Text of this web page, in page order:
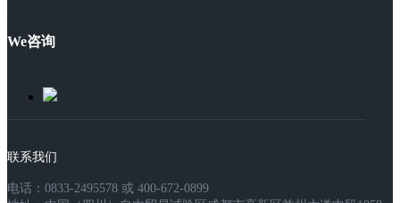
We咨询
联系我们
电话：0833-2495578 或 400-672-0899